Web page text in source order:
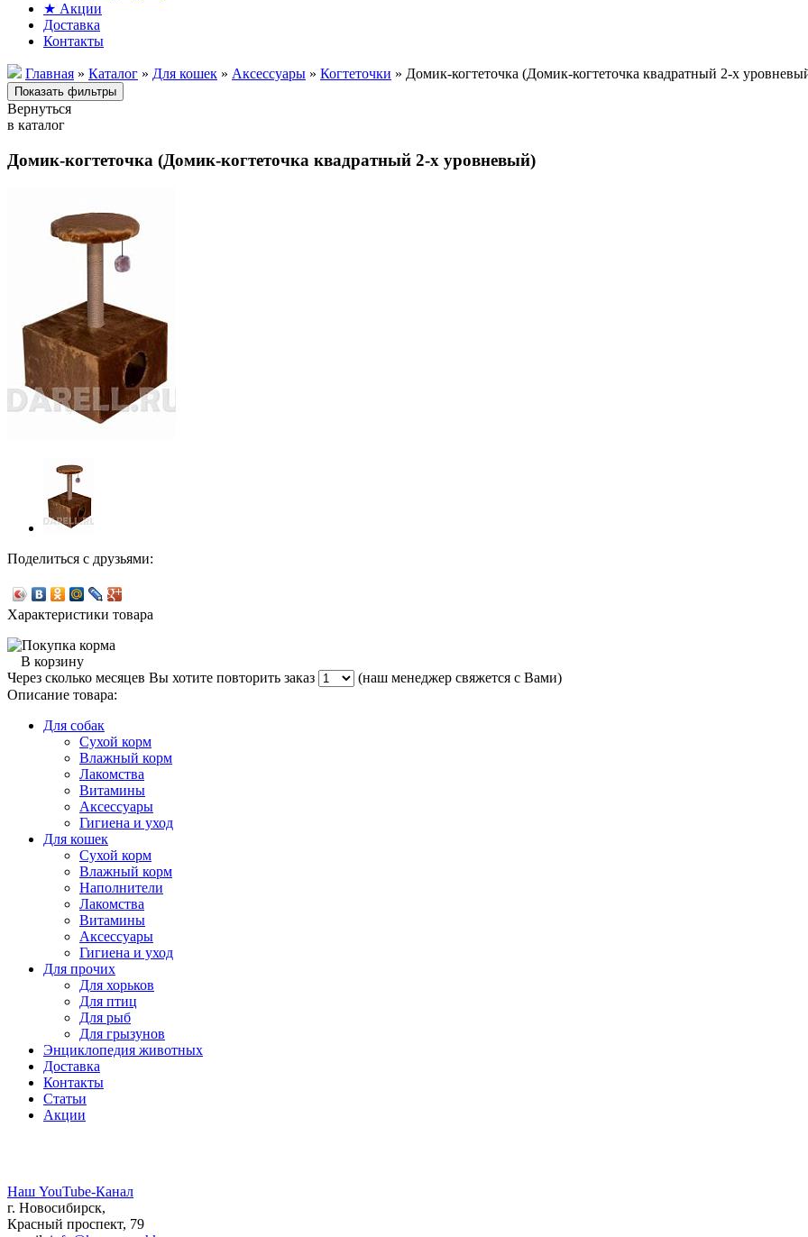
★ Акции
Доставка
Контакты
Главная » Каталог » Для кошек » Аксессуары » Когтеточки » Домик-когтеточка (Домик-когтеточка квадратный 2-х
Вернуться
в каталог
Домик-когтеточка (Домик-когтеточка квадратный 2-х уровневый)
Поделиться с друзьями:
Характеристики товара
В корзину
Через сколько месяцев Вы хотите повторить заказ
(наш менеджер свяжется с Вами)
Описание товара:
Для собак
Сухой корм
Влажный корм
Лакомства
Витамины
Аксессуары
Гигиена и уход
Для кошек
Сухой корм
Влажный корм
Наполнители
Лакомства
Витамины
Аксессуары
Гигиена и уход
Для прочих
Для хорьков
Для птиц
Для рыб
Для грызунов
Энциклопедия животных
Доставка
Контакты
Статьи
Акции
Наш YouTube-Канал
г. Новосибирск,
Красный проспект, 79